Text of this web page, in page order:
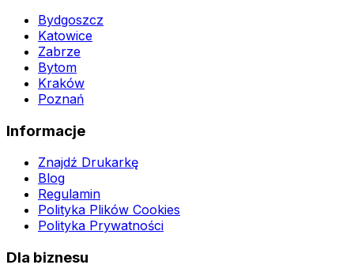
Bydgoszcz
Katowice
Zabrze
Bytom
Kraków
Poznań
Informacje
Znajdź Drukarkę
Blog
Regulamin
Polityka Plików Cookies
Polityka Prywatności
Dla biznesu